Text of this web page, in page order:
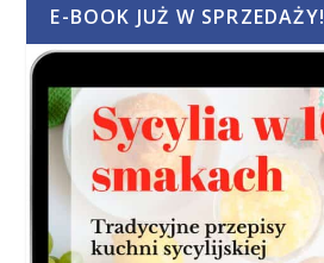
E-BOOK JUŻ W SPRZEDAŻY!